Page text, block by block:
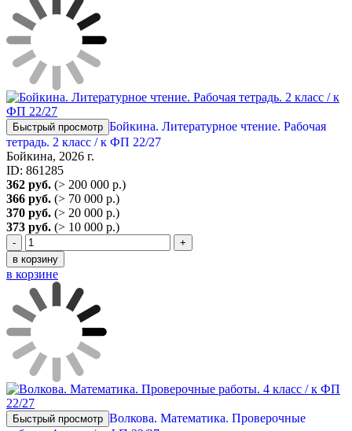
Быстрый просмотр Бойкина. Литературное чтение. Рабочая
тетрадь. 2 класс / к ФП 22/27
Бойкина, 2026 г.
ID: 861285
362 руб. (> 200 000 р.)
366 руб. (> 70 000 р.)
370 руб. (> 20 000 р.)
373 руб. (> 10 000 р.)
-
+
в корзину
в корзине
Быстрый просмотр Волкова. Математика. Проверочные